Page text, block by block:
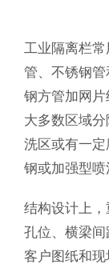
工业隔离栏
管、不锈钢
钢方管加网
大多数区域
洗区或有一
钢或加强型喷
结构设计上
孔位、横梁
客户图纸和